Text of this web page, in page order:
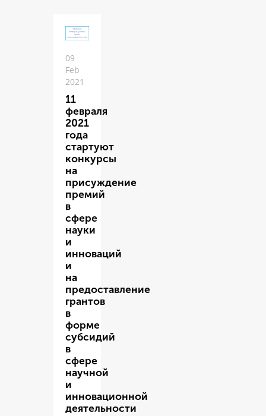
09
Feb
2021
11
февраля
2021
года
стартуют
конкурсы
на
присуждение
премий
в
сфере
науки
и
инноваций
и
на
предоставление
грантов
в
форме
субсидий
в
сфере
научной
и
инновационной
деятельности